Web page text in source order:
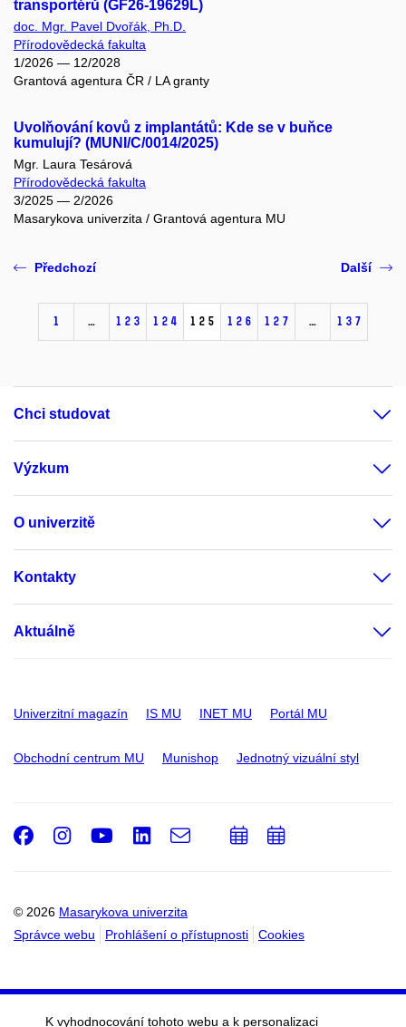
transportérů (GF26-19629L)
doc. Mgr. Pavel Dvořák, Ph.D.
Přírodovědecká fakulta
1/2026 — 12/2028
Grantová agentura ČR / LA granty
Uvolňování kovů z implantátů: Kde se v buňce
kumulují? (MUNI/C/0014/2025)
Mgr. Laura Tesárová
Přírodovědecká fakulta
3/2025 — 2/2026
Masarykova univerzita / Grantová agentura MU
Předchozí
1 … 123 124 125 126 127 … 137
Další
Chci studovat
Výzkum
O univerzitě
Kontakty
Aktuálně
Univerzitní magazín IS MU INET MU Portál MU
Obchodní centrum MU Munishop Jednotný vizuální styl
© 2026 Masarykova univerzita
Správce webu
Prohlášení o přístupnosti Cookies
Facebook
Instagram
Youtube
LinkedIn
e-
PřidatPřidat
K vyhodnocování tohoto webu a k personalizaci